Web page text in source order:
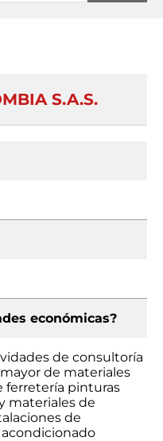
S.A.S.
económicas?
de consultoría
de materiales
ferretería pinturas
materiales de
de